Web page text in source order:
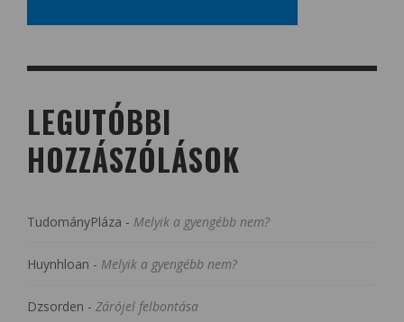
LEGUTÓBBI
HOZZÁSZÓLÁSOK
TudományPláza - Melyik a gyengébb nem?
Huynhloan - Melyik a gyengébb nem?
Dzsorden - Zárójel felbontása